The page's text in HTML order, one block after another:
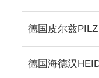
德国皮尔兹PILZ